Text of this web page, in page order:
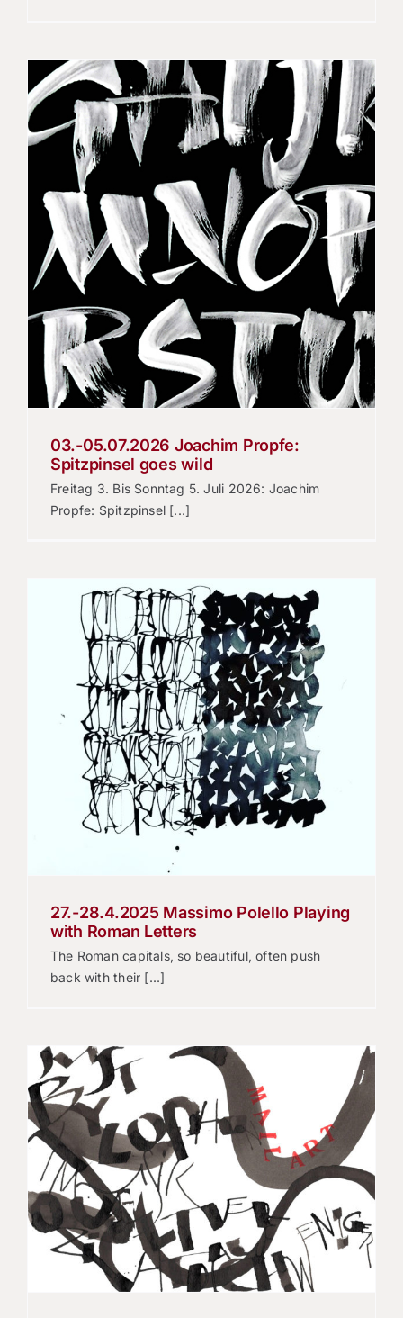
03.-05.07.2026 Joachim Propfe:
Spitzpinsel goes wild
Freitag 3. Bis Sonntag 5. Juli 2026: Joachim
Propfe: Spitzpinsel [...]
27.-28.4.2025 Massimo Polello Playing
with Roman Letters
The Roman capitals, so beautiful, often push
back with their [...]